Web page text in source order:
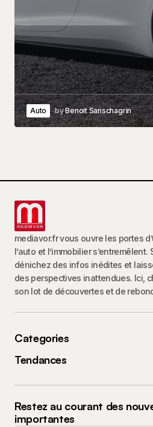
Auto byBenoit Sanschagrin
mediavor.fr vous ouvre les portes
l’auto et l’immobilier
dénichez des infos inédites et
des perspectives inattendues. Ici,
son lot de découvertes et de
Categories
Tendances
Restez au courant des
importantes